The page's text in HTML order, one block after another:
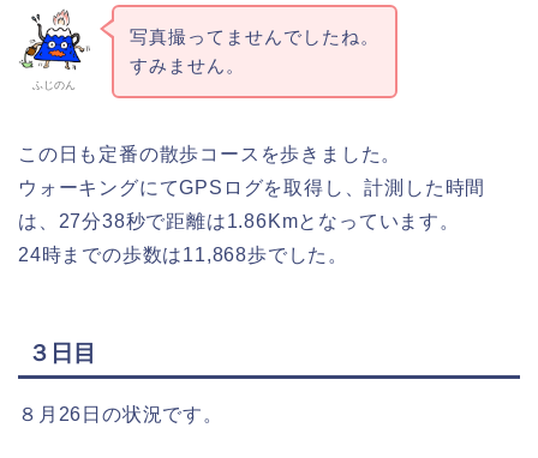
ふじのん
写真撮ってませんでしたね。
すみません。
この日も定番の散歩コースを歩きました。
ウォーキングにてGPSログを取得し、計測した時間
は、27分38秒で距離は1.86Kmとなっています。
24時までの歩数は11,868歩でした。
３日目
８月26日の状況です。